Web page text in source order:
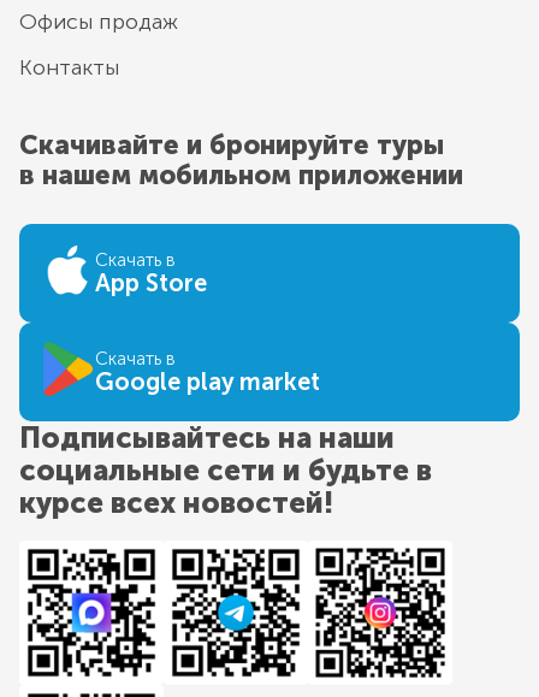
Офисы продаж
Контакты
Скачивайте и бронируйте туры
в нашем мобильном приложении
Скачать в
App Store
Скачать в
Google play market
Подписывайтесь на наши
социальные сети и будьте в
курсе всех новостей!